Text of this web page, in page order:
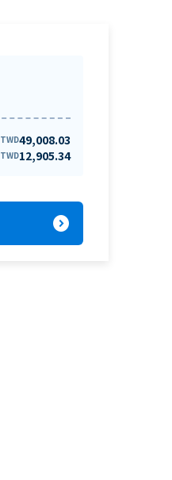
TWD49,008.03
TWD12,905.34
expand_circle_right